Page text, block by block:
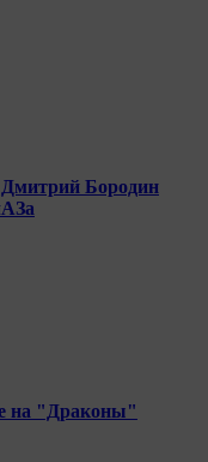
Бородин
на "Драконы"